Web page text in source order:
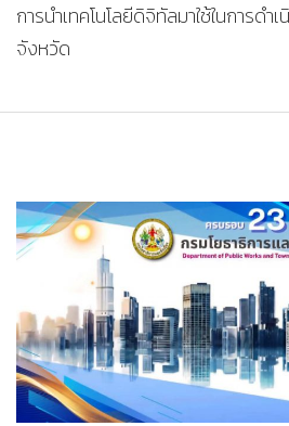
การนำเทคโนโลยีดิจิทัลมาใช้ในการดำ
จังหวัด